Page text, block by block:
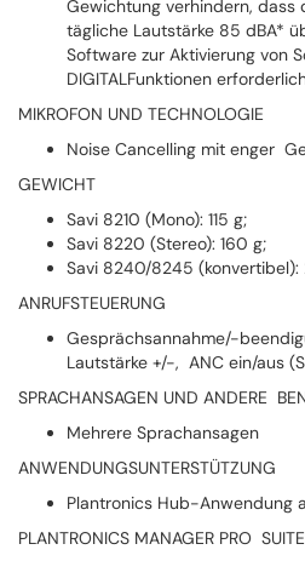
Gewichtung verhindern,
tägliche Lautstärke 85 dBA*
Software zur Aktivierung von
DIGITALFunktionen
MIKROFON UND TECHNOLOGIE
Noise Cancelling mit enger
GEWICHT
Savi 8210 (Mono): 115 g;
Savi 8220 (Stereo): 160 g;
Savi 8240/8245 (konvertibel):
ANRUFSTEUERUNG
Gesprächsannahme/-
Lautstärke +/-, ANC ein/aus
SPRACHANSAGEN UND ANDERE
Mehrere Sprachansagen
ANWENDUNGSUNTERSTÜTZUNG
Plantronics Hub-Anwendung
PLANTRONICS MANAGER PRO